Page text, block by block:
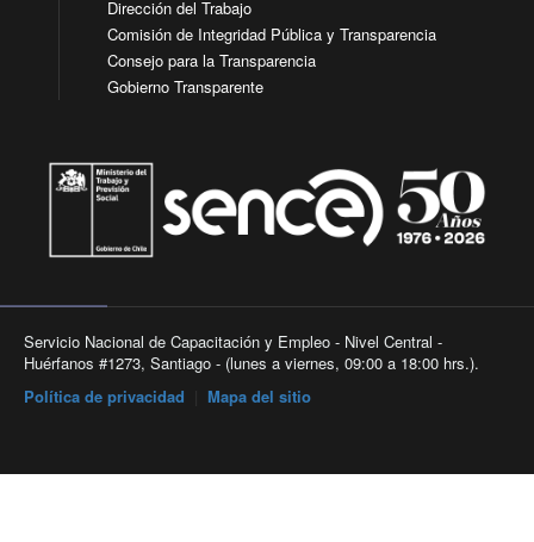
Dirección del Trabajo
Comisión de Integridad Pública y Transparencia
Consejo para la Transparencia
Gobierno Transparente
Servicio Nacional de Capacitación y Empleo - Nivel Central -
Huérfanos #1273, Santiago - (lunes a viernes, 09:00 a 18:00 hrs.).
Política de privacidad
Mapa del sitio